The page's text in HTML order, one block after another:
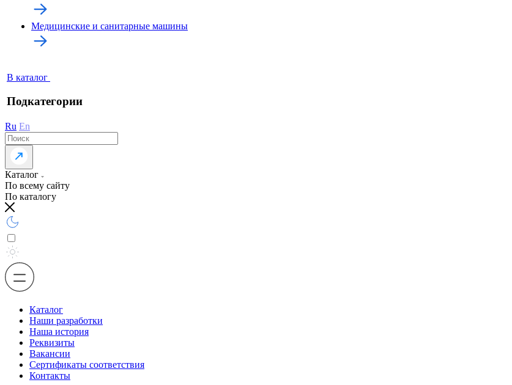
Медицинские и санитарные машины
В каталог
Подкатегории
Ru En
Каталог
По всему сайту
По каталогу
Каталог
Наши разработки
Наша история
Реквизиты
Вакансии
Сертификаты соответствия
Контакты